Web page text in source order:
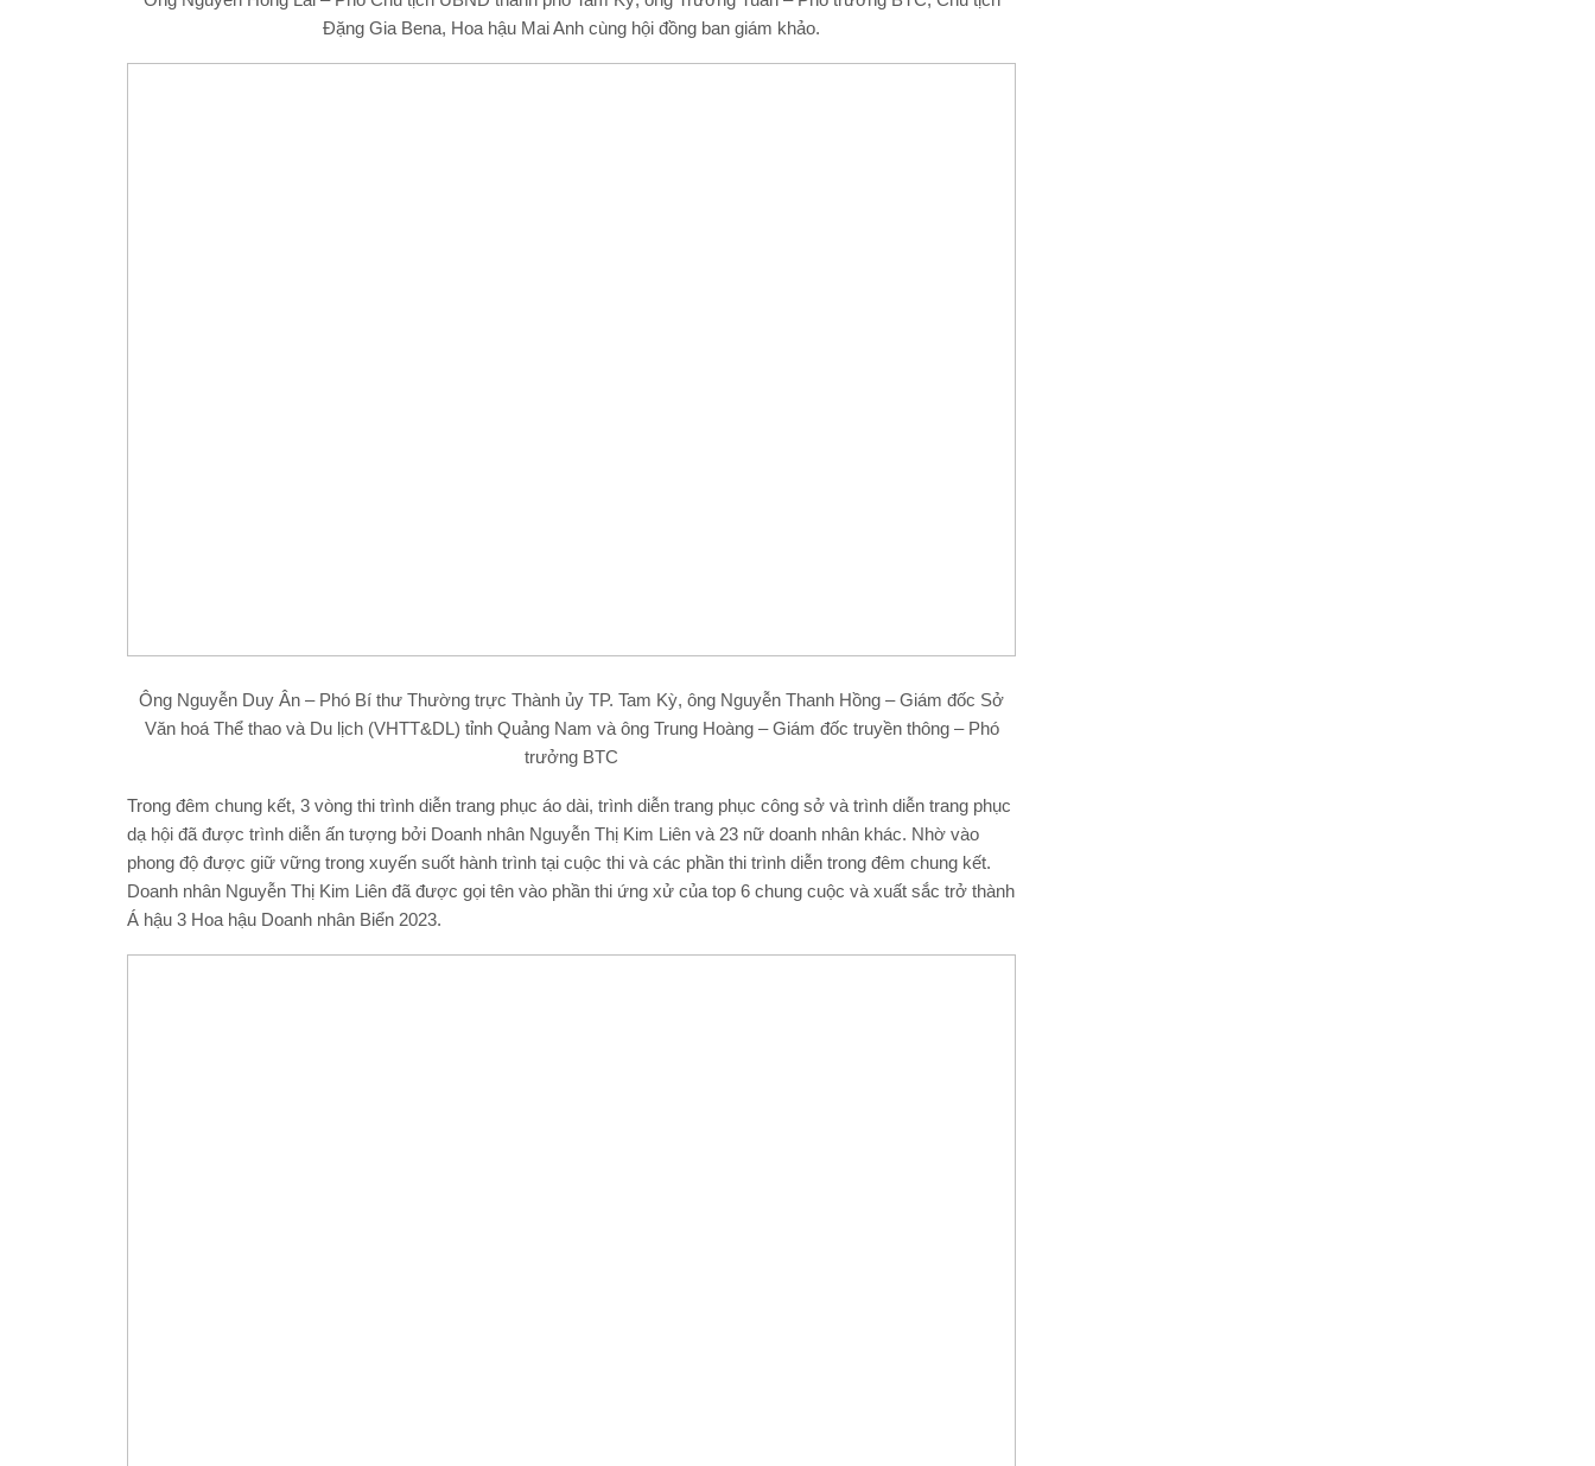
Đặng Gia Bena, Hoa hậu Mai Anh cùng hội đồng ban giám khảo.
Ông Nguyễn Duy Ân – Phó Bí thư Thường trực Thành ủy TP. Tam Kỳ, ông Nguyễn Thanh Hồng – Giám đốc Sở
Văn hoá Thể thao và Du lịch (VHTT&DL) tỉnh Quảng Nam và ông Trung Hoàng – Giám đốc truyền thông – Phó
trưởng BTC
Trong đêm chung kết, 3 vòng thi trình diễn trang phục áo dài, trình diễn trang phục công sở và trình diễn trang phục
dạ hội đã được trình diễn ấn tượng bởi Doanh nhân Nguyễn Thị Kim Liên và 23 nữ doanh nhân khác. Nhờ vào
phong độ được giữ vững trong xuyến suốt hành trình tại cuộc thi và các phần thi trình diễn trong đêm chung kết.
Doanh nhân Nguyễn Thị Kim Liên đã được gọi tên vào phần thi ứng xử của top 6 chung cuộc và xuất sắc trở thành
Á hậu 3 Hoa hậu Doanh nhân Biển 2023.